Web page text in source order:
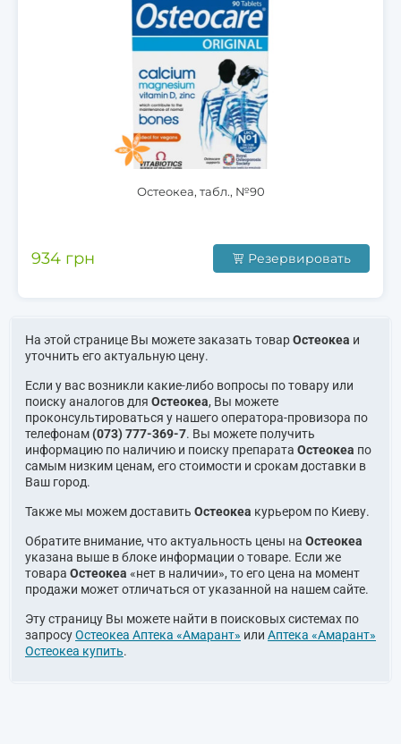
Остеокеа, табл., №90
Резервировать
934 грн
На этой странице Вы можете заказать товарОстеокеа и
уточнить его актуальную цену.
Если у вас возникли какие-либо вопросы по товару или
поиску аналогов для Остеокеа, Вы можете
проконсультироваться у нашего оператора-провизора по
телефонам (073) 777-369-7. Вы можете получить
информацию по наличию и поиску препарата Остеокеа по
самым низким ценам, его стоимости и срокам доставки в
Ваш город.
Также мы можем доставить Остеокеа курьером по Киеву.
Обратите внимание, что актуальность цены на Остеокеа
указана выше в блоке информации о товаре. Если же
товара Остеокеа «нет в наличии», то его цена на момент
продажи может отличаться от указанной на нашем сайте.
Эту страницу Вы можете найти в поисковых системах по
запросуОстеокеа Аптека «Амарант» или Аптека «Амарант»
Остеокеа купить.